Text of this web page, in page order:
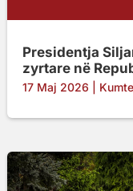
Presidentja
zyrtare në
17 Maj 2026